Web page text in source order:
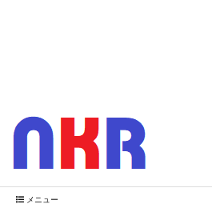
メニュー